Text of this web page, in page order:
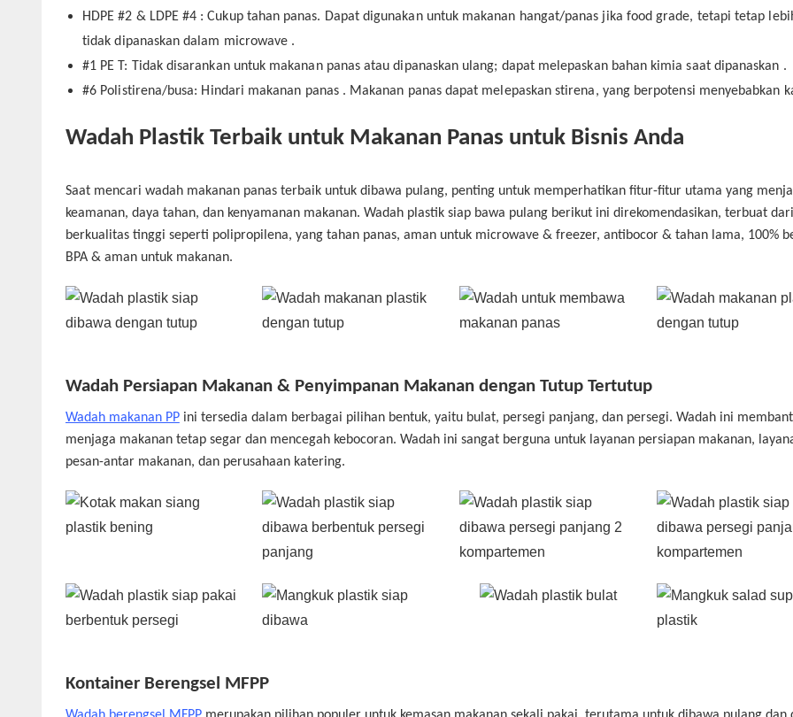
HDPE #2 & LDPE #4 : Cukup tahan panas. Dapat digunakan untuk makanan hangat/panas jika food grade, tetapi tetap
tidak dipanaskan dalam microwave .
#1 PE : Tidak disarankan untuk makanan panas atau dipanaskan ulang; dapat melepaskan bahan kimia saat dipanaskan .
#6 Polistirena/busa: Hindari makanan panas . Makanan panas dapat melepaskan stirena, yang berpotensi menyebabkan
Wadah Plastik Terbaik untuk Makanan Panas untuk Bisnis Anda
Saat mencari wadah makanan panas terbaik untuk dibawa pulang, penting untuk memperhatikan fitur-fitur utama yang
keamanan, daya tahan, dan kenyamanan makanan. Wadah plastik siap bawa pulang berikut ini direkomendasikan, terbuat
berkualitas tinggi seperti polipropilena, yang tahan panas, aman untuk microwave & freezer, antibocor & tahan lama, 100%
BPA & aman untuk makanan.
Wadah Persiapan Makanan & Penyimpanan Makanan dengan Tutup Tertutup
Wadah makanan PPini tersedia dalam berbagai pilihan bentuk, yaitu bulat, persegi panjang, dan persegi. Wadah ini
menjaga makanan tetap segar dan mencegah kebocoran. Wadah ini sangat berguna untuk layanan persiapan makanan,
pesan-antar makanan, dan perusahaan katering.
Kontainer Berengsel MFPP